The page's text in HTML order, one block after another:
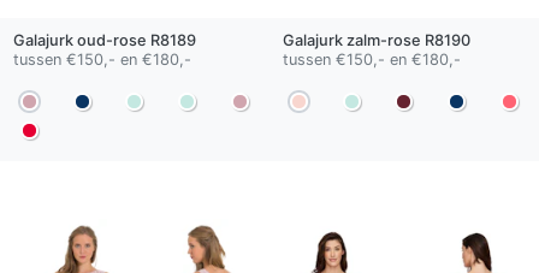
Galajurk oud-rose R8189
tussen €150,- en €180,-
Galajurk zalm-rose R8190
tussen €150,- en €180,-